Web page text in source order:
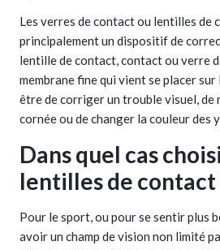
Les verres de contact ou lentilles de
principalement un dispositif de
lentille de contact, contact ou verre
membrane fine qui vient se placer
être de corriger un trouble visuel, de
cornée ou de changer la couleur des
Dans quel cas
lentilles de contact
Pour le sport, ou pour se sentir plus
avoir un champ de vision non limité